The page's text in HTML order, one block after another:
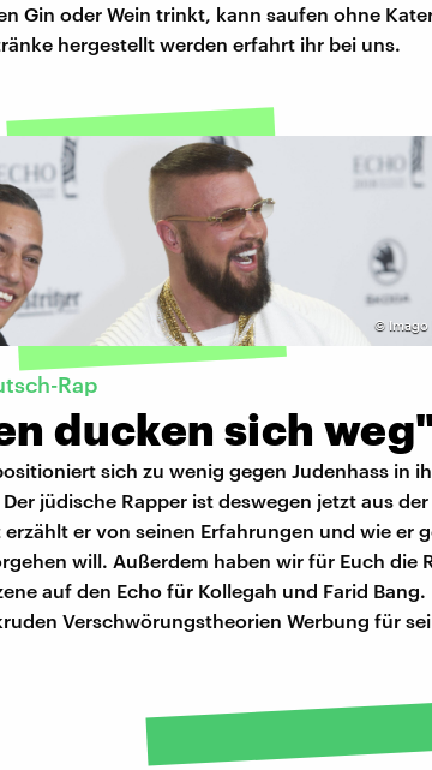
Gin oder Wein trinkt, kann saufen ohne
hergestellt werden erfahrt ihr bei uns.
© Imago
Rap
ducken sich
sich zu wenig gegen Judenhass in
jüdische Rapper ist deswegen jetzt aus der
er von seinen Erfahrungen und wie er
will. Außerdem haben wir für Euch die
auf den Echo für Kollegah und Farid
Verschwörungstheorien Werbung für